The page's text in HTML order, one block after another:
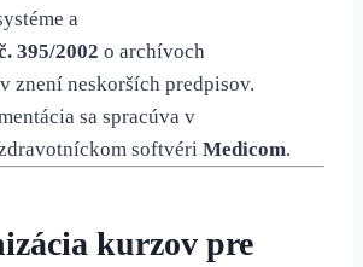
a
395/2002 o archívoch
znení neskorších predpisov.
sa spracúva v
softvéri Medicom.
kurzov pre